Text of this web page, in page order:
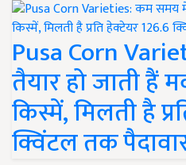
Pusa Corn
तैयार हो जाती हैं
किस्में, मिलती है
क्विंटल तक